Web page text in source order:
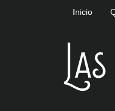
Inicio